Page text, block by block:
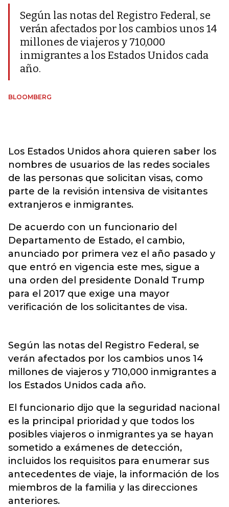
Según las notas del Registro Federal, se
verán afectados por los cambios unos 14
millones de viajeros y 710,000
inmigrantes a los Estados Unidos cada
año.
BLOOMBERG
Los Estados Unidos ahora quieren saber los
nombres de usuarios de las redes sociales
de las personas que solicitan visas, como
parte de la revisión intensiva de visitantes
extranjeros e inmigrantes.
De acuerdo con un funcionario del
Departamento de Estado, el cambio,
anunciado por primera vez el año pasado y
que entró en vigencia este mes, sigue a
una orden del presidente Donald Trump
para el 2017 que exige una mayor
verificación de los solicitantes de visa.
Según las notas del Registro Federal, se
verán afectados por los cambios unos 14
millones de viajeros y 710,000 inmigrantes a
los Estados Unidos cada año.
El funcionario dijo que la seguridad nacional
es la principal prioridad y que todos los
posibles viajeros o inmigrantes ya se hayan
sometido a exámenes de detección,
incluidos los requisitos para enumerar sus
antecedentes de viaje, la información de los
miembros de la familia y las direcciones
anteriores.